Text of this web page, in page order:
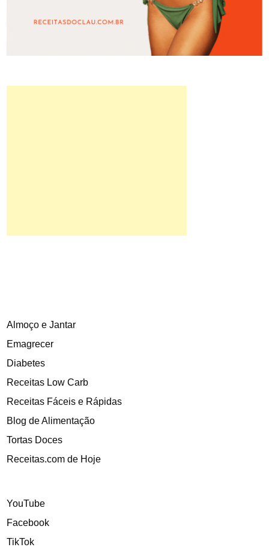
Almoço e Jantar
Emagrecer
Diabetes
Receitas Low Carb
Receitas Fáceis e Rápidas
Blog de Alimentação
Tortas Doces
Receitas.com de Hoje
YouTube
Facebook
TikTok